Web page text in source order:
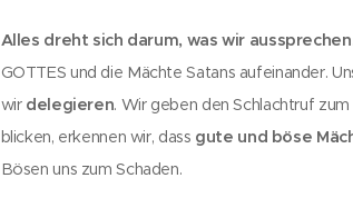
Alles dreht sich darum, was wir
GOTTES und die Mächte Satans aufeinander.
wir delegieren. Wir geben den Schlachtruf
blicken, erkennen wir, dass gute und böse
Bösen uns zum Schaden.